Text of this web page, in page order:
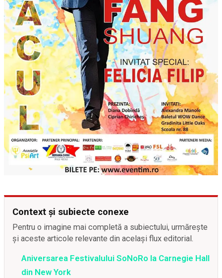
Context și subiecte conexe
Pentru o imagine mai completă a subiectului, urmărește
și aceste articole relevante din același flux editorial.
Aniversarea Festivalului SoNoRo la Carnegie Hall
din New York